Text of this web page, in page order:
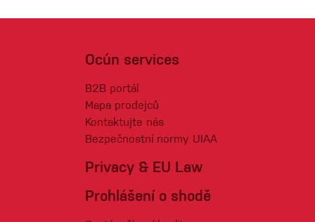
Ocún services
B2B portál
Mapa prodejců
Kontaktujte nás
Bezpečnostní normy UIAA
Privacy & EU Law
Prohlášení o shodě